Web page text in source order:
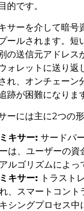
的です。
サーを介して暗号
ールされます。短
の送信元アドレス
ォレットに送り返
れ、オンチェーン
跡が困難になりま
ーには主に2つの形
キサー: サードパ
は、ユーザーの
ルゴリズムによっ
キサー: トラスト
、スマートコン
シングプロセス